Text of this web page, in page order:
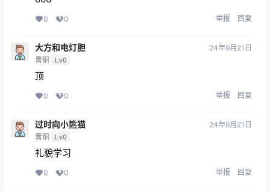
0 0 举报 回复
大方和电灯胆
青铜 Lv0
24年9月21日
顶
0 0 举报 回复
过时向小熊猫
青铜 Lv0
24年9月21日
礼貌学习
0 0 举报 回复